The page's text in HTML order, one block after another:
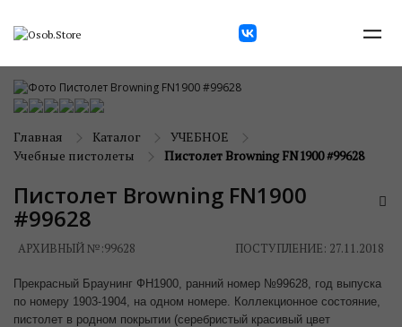
Главная Каталог
УЧЕБНОЕ
Учебные пистолеты
Пистолет Browning FN1900 #99628
Пистолет Browning FN1900
#99628
АРХИВНЫЙ №:99628 ПОСТУПЛЕНИЕ: 27.11.2018
Прекрасный Браунинг ФН1900, ранний номер №99628, год выпуска
по номеру 1903-1904, на одном номере. Коллекционное состояние,
пистолет в родном покрытии (серебристый красивый цвет